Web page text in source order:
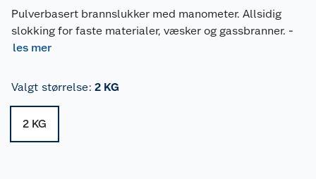
Pulverbasert brannslukker med manometer. Allsidig
slokking for faste materialer, væsker og gassbranner. -
les mer
Valgt størrelse: 2 KG
2 KG